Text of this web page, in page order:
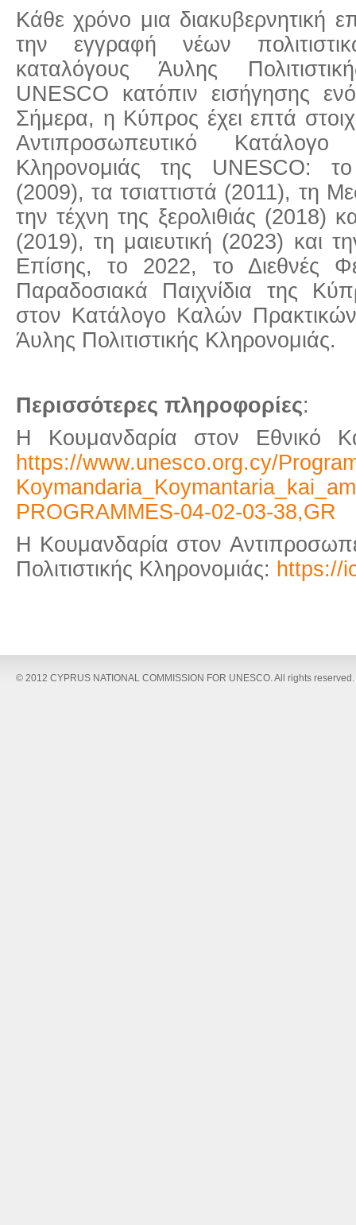
Κάθε χρόνο μια διακυβερνητική
την εγγραφή νέων
καταλόγους Άυλης
UNESCO κατόπιν εισήγησης
Σήμερα, η Κύπρος έχει επτά
Αντιπροσωπευτικό Κατάλογο
Κληρονομιάς της UNESCO: το
(2009), τα τσιαττιστά (2011), τη
την τέχνη της ξερολιθιάς (2018)
(2019), τη μαιευτική (2023) και
Επίσης, το 2022, το Διεθνές
Παραδοσιακά Παιχνίδια της
στον Κατάλογο Καλών
Άυλης Πολιτιστικής Κληρονομιάς.
Περισσότερες πληροφορίες:
H Κουμανδαρία στον Εθνικό
https://www.unesco.org.cy/
PROGRAMMES-04-02-03-38,GR
H Κουμανδαρία στον
Πολιτιστικής Κληρονομιάς: https://
© 2012 CYPRUS NATIONAL COMMISSION FOR UNESCO. All rights reserved.